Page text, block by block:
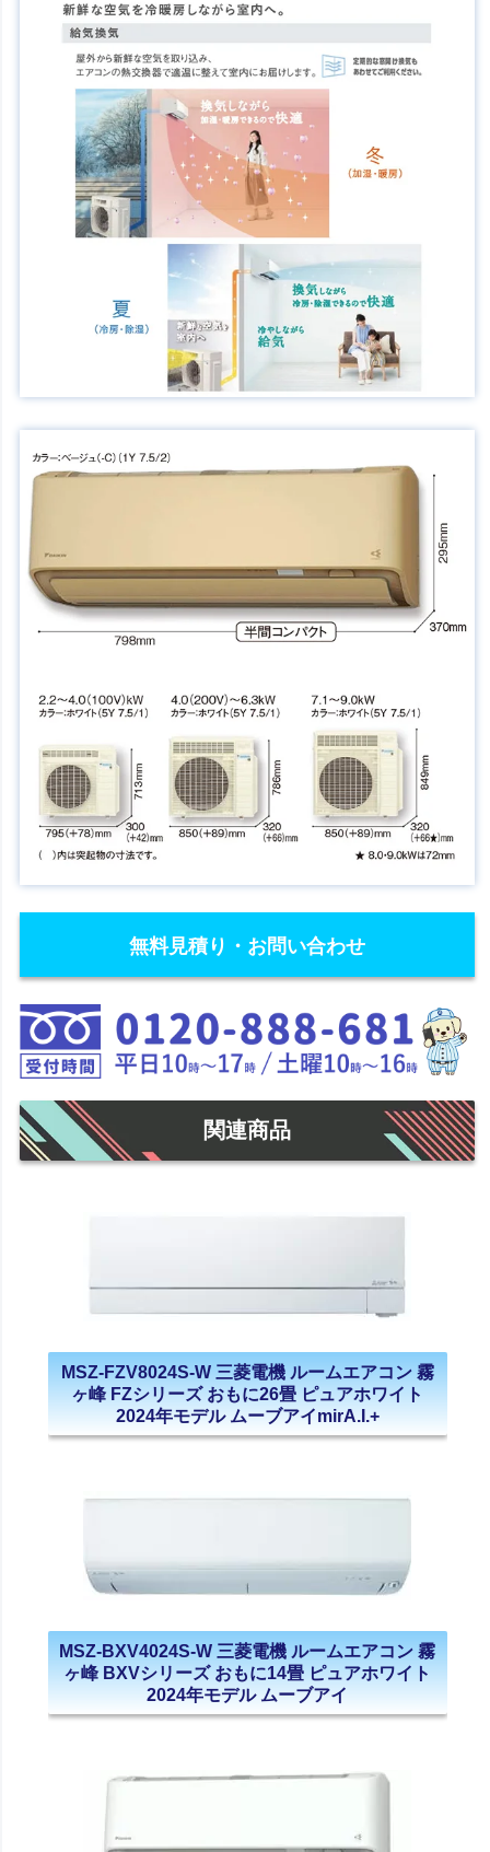
無料見積り・お問い合わせ
関連商品
MSZ-FZV8024S-W 三菱電機 ルームエアコン 霧
ヶ峰 FZシリーズ おもに26畳 ピュアホワイト
2024年モデル ムーブアイmirA.I.+
MSZ-BXV4024S-W 三菱電機 ルームエアコン 霧
ヶ峰 BXVシリーズ おもに14畳 ピュアホワイト
2024年モデル ムーブアイ